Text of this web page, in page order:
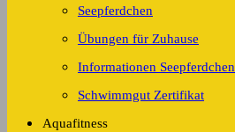
Seepferdchen
Übungen für Zuhause
Informationen Seepferdchen
Schwimmgut Zertifikat
Aquafitness